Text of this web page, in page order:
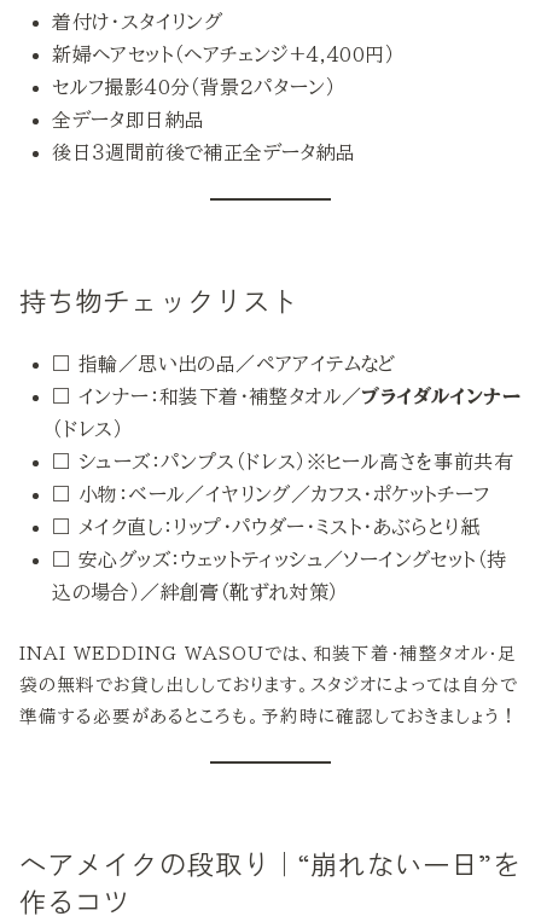
着付け・スタイリング
新婦ヘアセット（ヘアチェンジ+4,400円）
セルフ撮影40分（背景2パターン）
全データ即日納品
後日３週間前後で補正全データ納品
持ち物チェックリスト
□ 指輪／思い出の品／ペアアイテムなど
□ インナー：和装下着・補整タオル／ブライダルインナー
（ドレス）
□ シューズ：パンプス（ドレス）※ヒール高さを事前共有
□ 小物：ベール／イヤリング／カフス・ポケットチーフ
□ メイク直し：リップ・パウダー・ミスト・あぶらとり紙
□ 安心グッズ：ウェットティッシュ／ソーイングセット（持
込の場合）／絆創膏（靴ずれ対策）
INAI WEDDING WASOUでは、和装下着・補整タオル・足
袋の無料でお貸し出ししております。スタジオによっては自分で
準備する必要があるところも。予約時に確認しておきましょう！
ヘアメイクの段取り｜“崩れない一日”を
作るコツ